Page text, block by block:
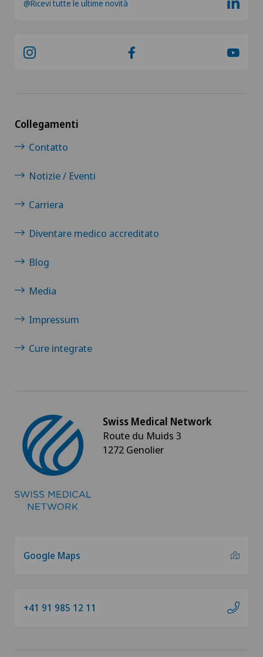
@Ricevi tutte le ultime novità
Collegamenti
Contatto
Notizie / Eventi
Carriera
Diventare medico accreditato
Blog
Media
Impressum
Cure integrate
Swiss Medical Network
Route du Muids 3
1272 Genolier
Google Maps
+41 91 985 12 11